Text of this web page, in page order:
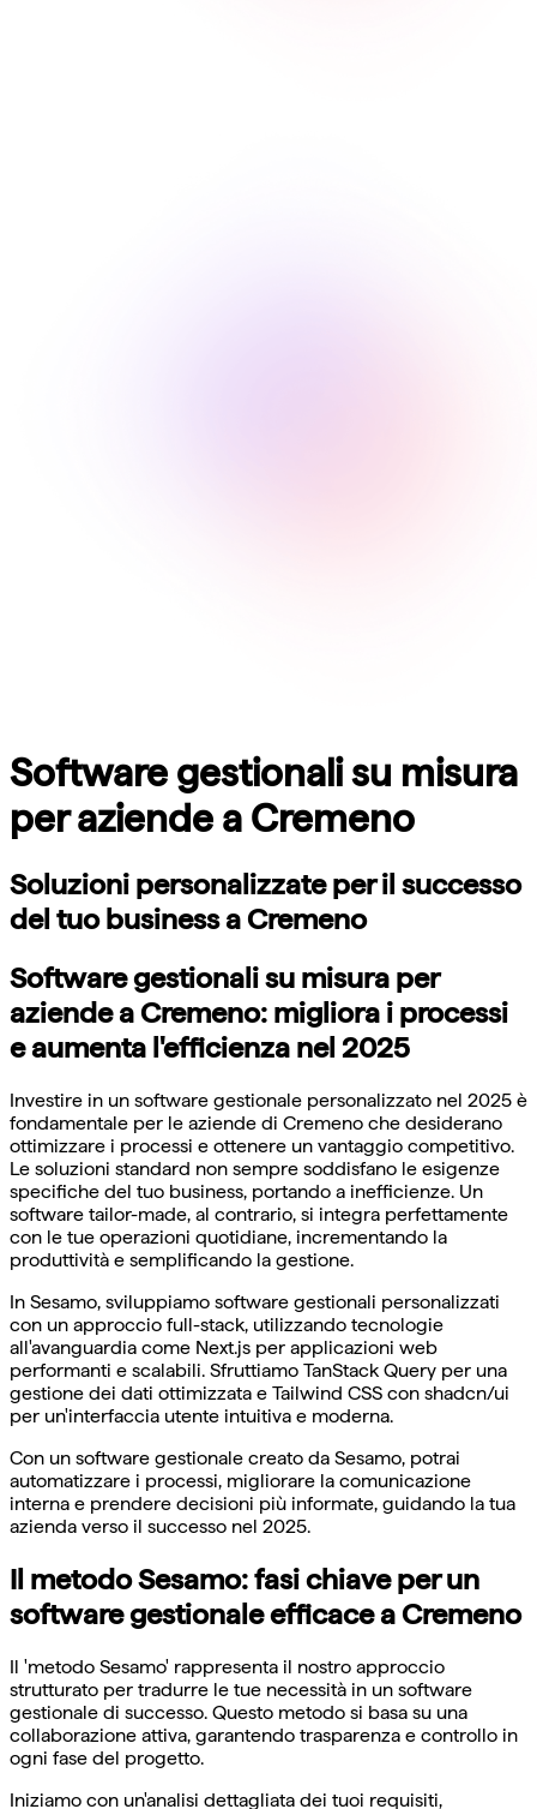
Software gestionali su misura
per aziende a Cremeno
Soluzioni personalizzate per il successo
del tuo business a Cremeno
Software gestionali su misura per
aziende a Cremeno: migliora i processi
e aumenta l'efficienza nel 2025
Investire in un software gestionale personalizzato nel 2025 è
fondamentale per le aziende di Cremeno che desiderano
ottimizzare i processi e ottenere un vantaggio competitivo.
Le soluzioni standard non sempre soddisfano le esigenze
specifiche del tuo business, portando a inefficienze. Un
software tailor-made, al contrario, si integra perfettamente
con le tue operazioni quotidiane, incrementando la
produttività e semplificando la gestione.
In Sesamo, sviluppiamo software gestionali personalizzati
con un approccio full-stack, utilizzando tecnologie
all'avanguardia come Next.js per applicazioni web
performanti e scalabili. Sfruttiamo TanStack Query per una
gestione dei dati ottimizzata e Tailwind CSS con shadcn/ui
per un'interfaccia utente intuitiva e moderna.
Con un software gestionale creato da Sesamo, potrai
automatizzare i processi, migliorare la comunicazione
interna e prendere decisioni più informate, guidando la tua
azienda verso il successo nel 2025.
Il metodo Sesamo: fasi chiave per un
software gestionale efficace a Cremeno
Il 'metodo Sesamo' rappresenta il nostro approccio
strutturato per tradurre le tue necessità in un software
gestionale di successo. Questo metodo si basa su una
collaborazione attiva, garantendo trasparenza e controllo in
ogni fase del progetto.
Iniziamo con un'analisi dettagliata dei tuoi requisiti,